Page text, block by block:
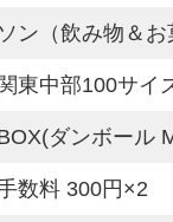
ン（飲み物＆お
東中部100サイ
ダンボール
数料 300円×2